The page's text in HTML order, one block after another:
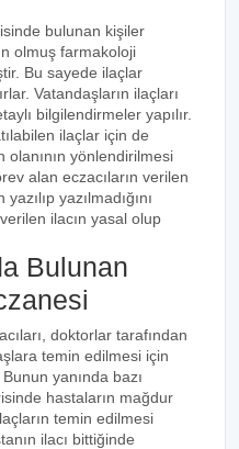
bulunan kişiler
olmuş farmakoloji
Bu sayede ilaçlar
Vatandaşların ilaçları
bilgilendirmeler yapılır.
ilaçlar için de
olanının yönlendirilmesi
alan eczacıların verilen
yazılmadığını
ilacın yasal olup
Bulunan
doktorlar tarafından
temin edilmesi için
yanında bazı
hastaların mağdur
temin edilmesi
ilacı bittiğinde